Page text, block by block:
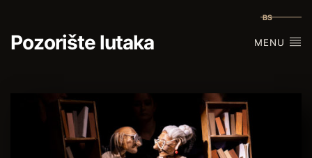
BS
Pozorište lutaka MENU